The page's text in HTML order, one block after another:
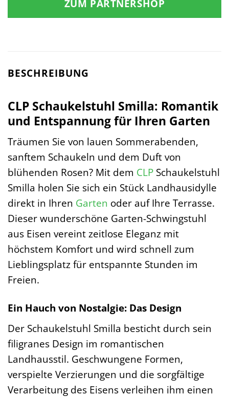
152,99 €114,99 €.
ZUM PARTNERSHOP
BESCHREIBUNG
CLP Schaukelstuhl Smilla: Romantik
und Entspannung für Ihren Garten
Träumen Sie von lauen Sommerabenden,
sanftem Schaukeln und dem Duft von
blühenden Rosen? Mit dem CLP Schaukelstuhl
Smilla holen Sie sich ein Stück Landhausidylle
direkt in Ihren Garten oder auf Ihre Terrasse.
Dieser wunderschöne Garten-Schwingstuhl
aus Eisen vereint zeitlose Eleganz mit
höchstem Komfort und wird schnell zum
Lieblingsplatz für entspannte Stunden im
Freien.
Ein Hauch von Nostalgie: Das Design
Der Schaukelstuhl Smilla besticht durch sein
filigranes Design im romantischen
Landhausstil. Geschwungene Formen,
verspielte Verzierungen und die sorgfältige
Verarbeitung des Eisens verleihen ihm einen